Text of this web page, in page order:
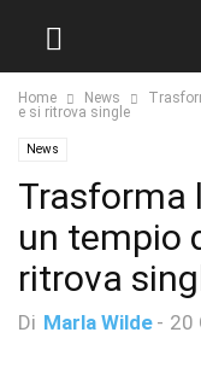
Home News
e si ritrova single
News
Trasforma
un tempio
ritrova
Di Marla Wilde - 20